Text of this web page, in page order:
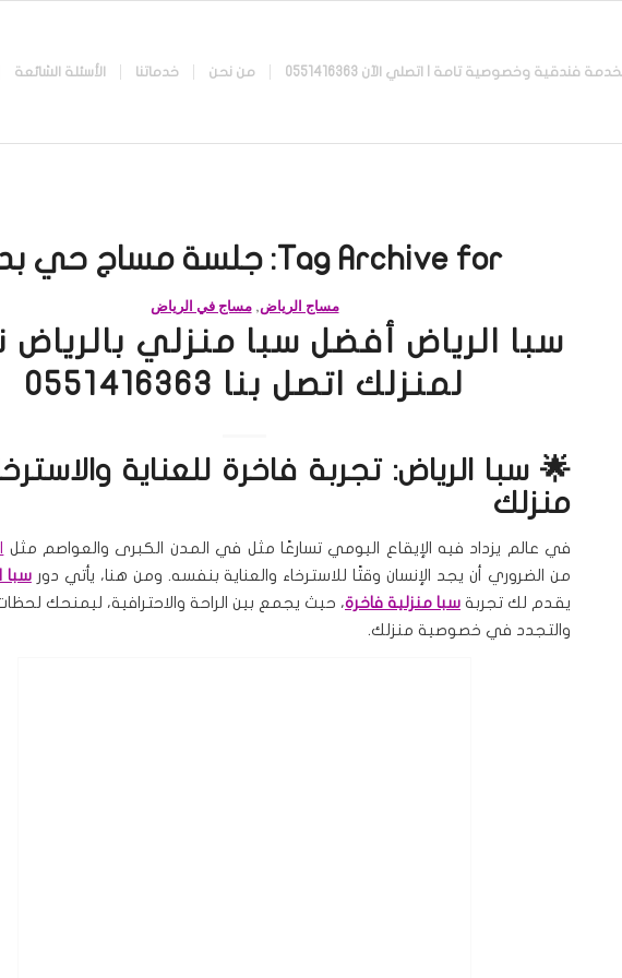
فندقية وخصوصية تامة | اتصلي الآن 0551416363 من نحن خدماتنا الأسئلة الشائعة
Tag Archive for: جلسة مساج حي
مساج الرياض,مساج في الرياض
سبا الرياض أفضل سبا منزلي
لمنزلك اتصل بنا 0551416363
🌟 سبا الرياض: تجربة فاخرة للعناية
منزلك
في عالم يزداد فيه الإيقاع اليومي تسارعًا مثل في المدن الكبرى والعواصم مثل
من الضروري أن يجد الإنسان وقتًا للاسترخاء والعناية بنفسه. ومن هنا، يأتي دورسبا
يقدم لك تجربة سبا منزلية فاخرة، حيث يجمع بين الراحة والاحترافية، ليمنحك
والتجدد في خصوصية منزلك.